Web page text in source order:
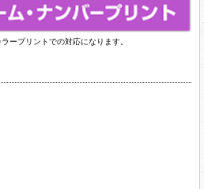
ープリントでの対応になります。